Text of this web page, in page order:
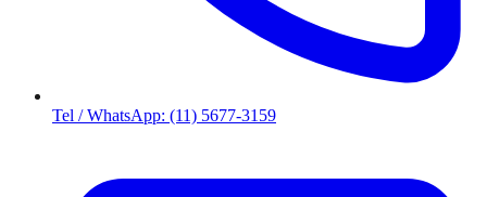
Tel / WhatsApp: (11) 5677-3159